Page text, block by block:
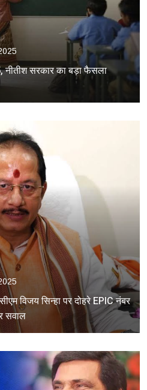
नीतीश सरकार का बड़ा फैसला
विजय सिन्हा पर दोहरे EPIC नंबर
सवाल